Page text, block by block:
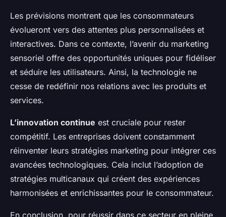
Les prévisions montrent que les consommateurs
évolueront vers des attentes plus personnalisées et
interactives. Dans ce contexte, l’avenir du marketing
sensoriel offre des opportunités uniques pour fidéliser
et séduire les utilisateurs. Ainsi, la technologie ne
cesse de redéfinir nos relations avec les produits et
services.
L’innovation continue est cruciale pour rester
compétitif. Les entreprises doivent constamment
réinventer leurs stratégies marketing pour intégrer ces
avancées technologiques. Cela inclut l’adoption de
stratégies multicanaux qui créent des expériences
harmonisées et enrichissantes pour le consommateur.